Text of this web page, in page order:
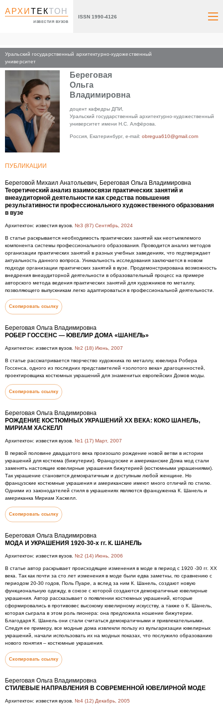
АРХИТЕКТОН
ИЗВЕСТИЯ ВУЗОВ
ISSN 1990-4126
Уральский государственный архитектурно-художественный
университет
Главная
Береговая
Ольга
Владимировна
доцент кафедры ДПИ,
Уральский государственный архитектурно-художественный
университет имени Н.С. Алфёрова.
Россия, Екатеринбург, e-mail: obregua610@gmail.com
ПУБЛИКАЦИИ
Береговой Михаил Анатольевич, Береговая Ольга Владимировна
Теоретический анализ взаимосвязи практических занятий и
внеаудиторной деятельности как средства повышения
результативности профессионального художественного образования
в вузе
Архитектон: известия вузов. №3 (87) Сентябрь, 2024
В статье раскрывается необходимость практических занятий как неотъемлемого
компонента системы профессионального образования. Проводится анализ методов
организации практических занятий в разных учебных заведениях, что подтверждает
актуальность данного вопроса. Уникальность исследования заключается в новом
подходе организации практических занятий в вузе. Продемонстрирована возможность
внедрения внеаудиторной деятельности в образовательный процесс на примере
авторского метода ведения практических занятий для художников по металлу,
позволяющего выпускникам легко адаптироваться в профессиональной деятельности.
Скопировать ссылку
Береговая Ольга Владимировна
РОБЕР ГОССЕНС ― ЮВЕЛИР ДОМА «ШАНЕЛЬ»
Архитектон: известия вузов. №2 (18) Июнь, 2007
В статье рассматривается творчество художника по металлу, ювелира Робера
Госсенса, одного из последних представителей «золотого века» драгоценностей,
проектировщика костюмных украшений для знаменитых европейских Домов моды.
Скопировать ссылку
Береговая Ольга Владимировна
РОЖДЕНИЕ КОСТЮМНЫХ УКРАШЕНИЙ XX ВЕКА: КОКО ШАНЕЛЬ,
МИРИАМ ХАСКЕЛЛ
Архитектон: известия вузов. №1 (17) Март, 2007
В первой половине двадцатого века произошло рождение новой ветви в истории
украшений для костюма (бижутерии). Французские и американские Дома мод стали
заменять настоящие ювелирные украшения бижутерией (костюмными украшениями).
Так украшение становится демократичным и доступным любой женщине. Но
французские костюмные украшения и американские имеют много отличий по стилю.
Одними из законодателей стиля в украшениях являются француженка К. Шанель и
американка Мириам Хаскелл.
Скопировать ссылку
Береговая Ольга Владимировна
МОДА И УКРАШЕНИЯ 1920-30-х гг. К. ШАНЕЛЬ
Архитектон: известия вузов. №2 (14) Июнь, 2006
В статье автор раскрывает происходящие изменения в моде в период с 1920 -30 гг. XX
века. Так как почти за сто лет изменения в моде были едва заметны, по сравнению с
периодом 20-30 годов, Поль Пуаре, а вслед за ним К. Шанель, создают новую
функциональную одежду, в союзе с которой создаются демократичные ювелирные
украшения. Автор рассказывает о появлении костюмных украшений, которые
сформировались в противовес высокому ювелирному искусству, а также о К. Шанель,
которая сыграла в этом роль пионера: она предложила ношение бижутерии.
Благодаря К. Шанель они стали считаться демократичными и привлекательными.
Следуя ее примеру, все модные дома извлекли пользу из вульгаризации ювелирных
украшений, начали использовать их на модных показах, что послужило образованию
нового понятия – костюмные украшения.
Скопировать ссылку
Береговая Ольга Владимировна
СТИЛЕВЫЕ НАПРАВЛЕНИЯ В СОВРЕМЕННОЙ ЮВЕЛИРНОЙ МОДЕ
Архитектон: известия вузов. №4 (12) Декабрь, 2005